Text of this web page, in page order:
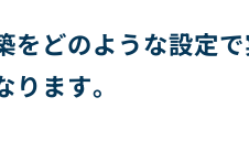
をどのような設定
ります。